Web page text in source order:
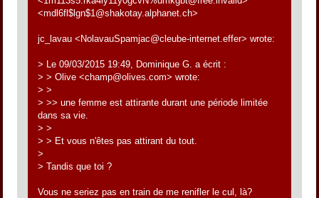
<mdl6fl$lgn$1@shakotay.alphanet.ch>
jc_lavau <NolavauSpamjac@cleube-internet.effer> wrote:
> Le 09/03/2015 19:49, Dominique G. a écrit :
> > Olive <champ@olives.com> wrote:
> >
> >> une femme est attirante durant une période limitée
dans sa vie.
> >
> > Et vous n'êtes pas attirant du tout.
>
> Tandis que toi ?
Vous ne seriez pas en train de me renifler le cul, là?